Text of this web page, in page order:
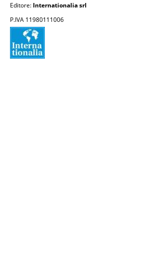
Editore: Internationalia srl
P.IVA 11980111006